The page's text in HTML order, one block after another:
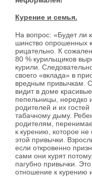
Курение и семья.
На вопрос: «Будет ли
шинство опрошенных
рицательно. К
80 % курильщиков
курили.
своего «вклада» в
вредным привычкам. С
видит в доме красивые
пепельницы, не­редко
родителей и их
табачному дыму.
родителям,
к курению, кото­рое не
этой привычки.
если откровенно
сами они курят
пагуб­но привычки.
отношение к курению